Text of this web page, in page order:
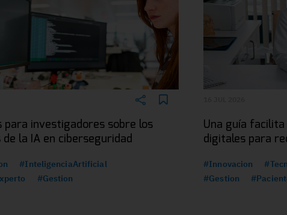
para investigadores sobre los
de la IA en ciberseguridad
#InteligenciaArtificial
#Gestion
Una guía facilita
digitales para
#Innovacion
#Gestion